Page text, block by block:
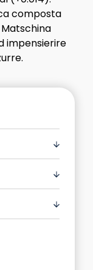
composta
impensierire